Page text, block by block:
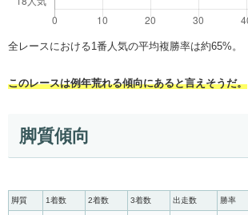
全レースにおける1番人気の平均複勝率は約65%。
このレースは例年荒れる傾向にあると言えそうだ。
脚質傾向
脚質 1着数 2着数 3着数 出走数 勝率